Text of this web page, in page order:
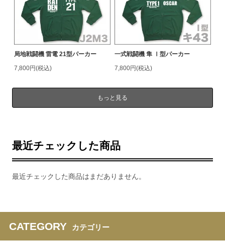
局地戦闘機 雷電 21型パーカー
7,800円(税込)
一式戦闘機 隼 Ⅰ型パーカー
7,800円(税込)
もっと見る
最近チェックした商品
最近チェックした商品はまだありません。
CATEGORY カテゴリー